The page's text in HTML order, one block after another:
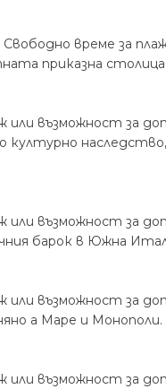
време за
приказна
или възможност за
или възможност за
барок в Южна
или възможност за
а Маре и Монополи.
или възможност за